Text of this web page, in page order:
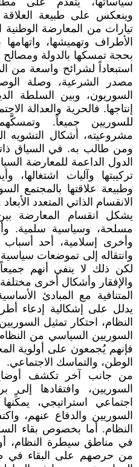
وينعكس على طبيعة
تيارات من المعارضة الوطنية
الأطراف وتهميشها، واتهامها
بحجة تمسكها بالدولة ومصالح
استبعاداً لشرائح واسعة من
مصدر الشرعية، وصلة
السوريون، وبين السلطة
إنتاجها. فالحرية والعدالة
للسوريين جميعاً.
مشروعيته، أشكال التشويه
ومن طالب به. في السياق
الدول الداعمة للمعارضة
تركيبتها وآليات اشتغالها،
وطبيعة علاقتها بالمجتمع
الانقسام الذاتي المتعدد
يشكل انقسام المعارضة
مسلحة، وسياسية سلمية.
وأخرى إسلامية، أحد
وانتقاله إلى تموضعات
لكن ذلك لا ينفي أنهم
والإفقار وأشكال أخرى مختلفة
المتنافية مع المبادئ
يدلل على إشكالية إدعاء
النظام، احتكار تمثيل
السوريين السياسي من
فإنهم يُجمعون على أولوية
الوطن، والتماسك الاجتماعي.
من جانب آخر تكشف
السوريين، وافتقادها
اجتماعي استراتيجي،
السوريين والدفاع عنهم،
النظام. أما بخصوص بقاء
في مناطق سيطرة النظام، أو
من حرصهم على البقاء في